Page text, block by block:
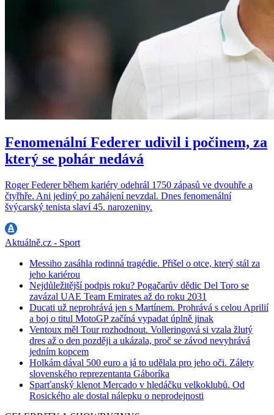
Fenomenální Federer udivil i počinem, za
který se pohár nedává
Roger Federer během kariéry odehrál 1750 zápasů ve dvouhře a
čtyřhře. Ani jediný po zahájení nevzdal. Dnes fenomenální
švýcarský tenista slaví 45. narozeniny.
Aktuálně.cz - Sport
Messiho zasáhla rodinná tragédie. Přišel o otce, který stál za
jeho kariérou
Nejdůležitější podpis roku? Pogačarův dědic Del Toro se
zavázal UAE Team Emirates až do roku 2031
Ducati už neprohrává jen s Martínem. Prohrává s celou Aprilií
a boj o titul MotoGP začíná vypadat úplně jinak
Ventoux měl Tour rozhodnout. Volleringová si vzala žlutý
dres až o den později a ukázala, proč se závod nevyhrává
jedním kopcem
Holkám dával 500 euro a já to udělala pro jeho oči. Zálety
slovenského reprezentanta Gáboríka
Sparťanský klenot Mercado v hledáčku velkoklubů. Od
Rosického ale dostal nálepku o neprodejnosti